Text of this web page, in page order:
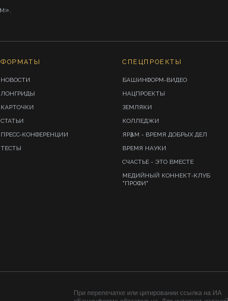
ФОРМАТЫ
НОВОСТИ
ЛОНГРИДЫ
КАРТОЧКИ
СТАТЬИ
ПРЕСС-КОНФЕРЕНЦИИ
ТЕСТЫ
СПЕЦПРОЕКТЫ
БАШИНФОРМ-ВИДЕО
НАЦПРОЕКТЫ
ЗЕМЛЯКИ
КОЛЛЕДЖИ
ЯРҘАМ - ВРЕМЯ ДОБРЫХ ДЕЛ
ВРЕМЯ НАУКИ
СЧАСТЬЕ - ЭТО ВМЕСТЕ
МЕДИЙНЫЙ КОННЕКТ-КЛУБ
"ПРОФИ"
При перепечатке или цитировании ссылка на ИА